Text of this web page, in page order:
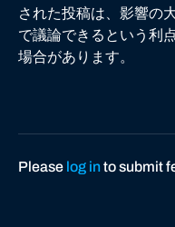
された投稿は、影響の
で議論できるという利
場合があります。
Please log into submit